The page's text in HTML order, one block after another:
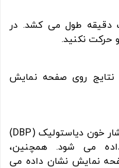
دقیقه طول می کشد. در
حرکت نکنید.
نتایج روی صفحه نمایش
فشار خون سیستولیک (SBP) و فشار خون دیاستولیک (DBP)
می شود. همچنین،
نمایش نشان داده می